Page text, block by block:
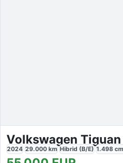
2024 29.000 km Hibrid (B/E) 1.498